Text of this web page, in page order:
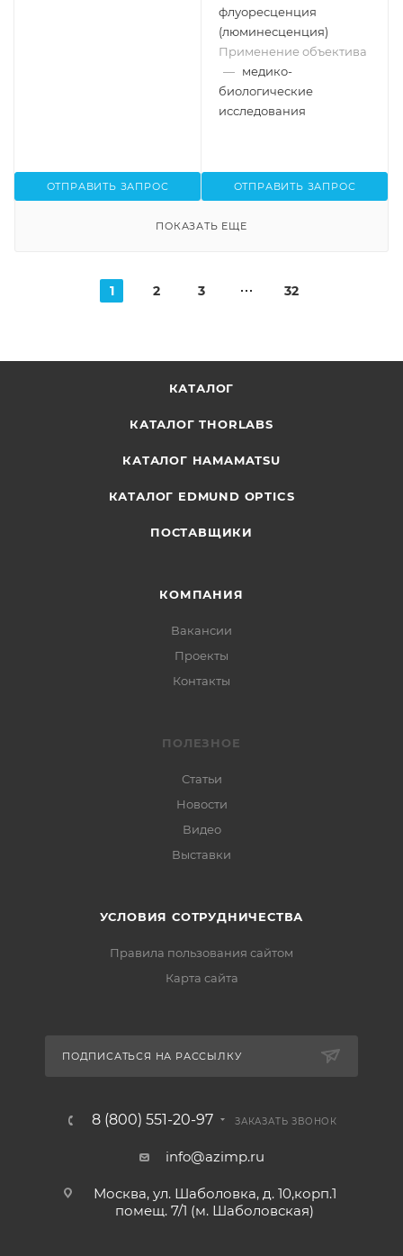
ОТПРАВИТЬ ЗАПРОС
флуоресценция
(люминесценция)
Применение объектива
— медико-
биологические
исследования
ОТПРАВИТЬ ЗАПРОС
ПОКАЗАТЬ ЕЩЕ
1 2 3 32
КАТАЛОГ
КАТАЛОГ THORLABS
КАТАЛОГ HAMAMATSU
КАТАЛОГ EDMUND OPTICS
ПОСТАВЩИКИ
КОМПАНИЯ
Вакансии
Проекты
Контакты
ПОЛЕЗНОЕ
Статьи
Новости
Видео
Выставки
УСЛОВИЯ СОТРУДНИЧЕСТВА
Правила пользования сайтом
Карта сайта
ПОДПИСАТЬСЯ НА РАССЫЛКУ
8 (800) 551-20-97 ЗАКАЗАТЬ ЗВОНОК
info@azimp.ru
Москва, ул. Шаболовка, д. 10,корп.1
помещ. 7/1 (м. Шаболовская)